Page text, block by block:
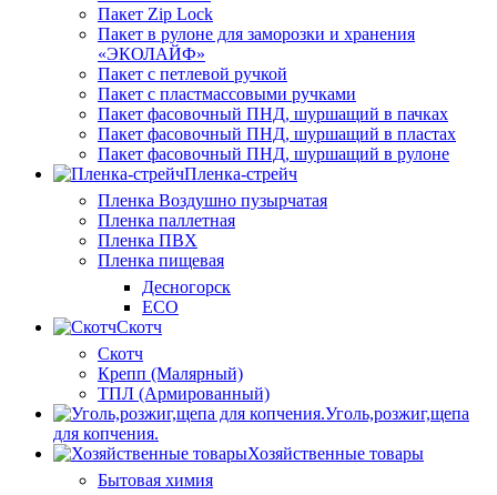
Пакет Zip Lock
Пакет в рулоне для заморозки и хранения
«ЭКОЛАЙФ»
Пакет с петлевой ручкой
Пакет с пластмассовыми ручками
Пакет фасовочный ПНД, шуршащий в пачках
Пакет фасовочный ПНД, шуршащий в пластах
Пакет фасовочный ПНД, шуршащий в рулоне
Пленка-стрейч
Пленка Воздушно пузырчатая
Пленка паллетная
Пленка ПВХ
Пленка пищевая
Десногорск
ECO
Скотч
Скотч
Крепп (Малярный)
ТПЛ (Армированный)
Уголь,розжиг,щепа
для копчения.
Хозяйственные товары
Бытовая химия